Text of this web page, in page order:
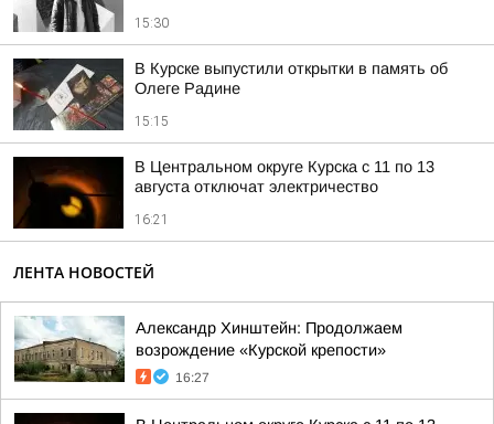
15:30
В Курске выпустили открытки в память об
Олеге Радине
15:15
В Центральном округе Курска с 11 по 13
августа отключат электричество
16:21
ЛЕНТА НОВОСТЕЙ
Александр Хинштейн: Продолжаем
возрождение «Курской крепости»
16:27